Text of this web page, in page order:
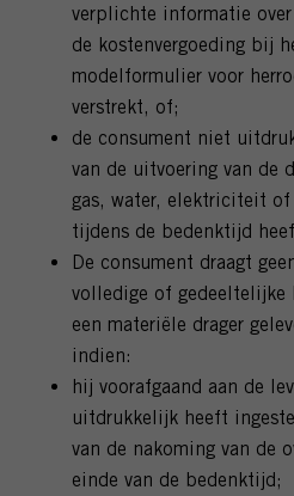
verplichte informatie
de kostenvergoeding bij
modelformulier voor
verstrekt, of;
de consument niet
van de uitvoering van de
gas, water, elektriciteit of
tijdens de bedenktijd
De consument draagt
volledige of gedeeltelijke
een materiële drager
indien:
hij voorafgaand aan de
uitdrukkelijk heeft
van de nakoming van de
einde van de bedenktijd;